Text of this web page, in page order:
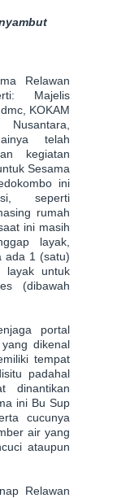
Relawan
Majelis
KOKAM
telah
kegiatan
Sesama
ini
seperti
rumah
ini masih
layak,
ada 1 (satu)
layak untuk
(dibawah
portal
dikenal
tempat
padahal
dinantikan
ini Bu Sup
cucunya
air yang
ataupun
Relawan